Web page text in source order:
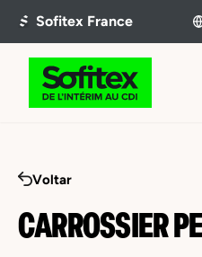
Voltar
CARROSSIER